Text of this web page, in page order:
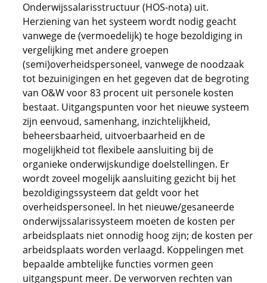
Onderwijssalarisstructuur (HOS-nota) uit.
Herziening van het systeem wordt nodig geacht
vanwege de (vermoedelijk) te hoge bezoldiging in
vergelijking met andere groepen
(semi)overheidspersoneel, vanwege de noodzaak
tot bezuinigingen en het gegeven dat de begroting
van O&W voor 83 procent uit personele kosten
bestaat. Uitgangspunten voor het nieuwe systeem
zijn eenvoud, samenhang, inzichtelijkheid,
beheersbaarheid, uitvoerbaarheid en de
mogelijkheid tot flexibele aansluiting bij de
organieke onderwijskundige doelstellingen. Er
wordt zoveel mogelijk aansluiting gezicht bij het
bezoldigingssysteem dat geldt voor het
overheidspersoneel. In het nieuwe/gesaneerde
onderwijssalarissysteem moeten de kosten per
arbeidsplaats niet onnodig hoog zijn; de kosten per
arbeidsplaats worden verlaagd. Koppelingen met
bepaalde ambtelijke functies vormen geen
uitgangspunt meer. De verworven rechten van